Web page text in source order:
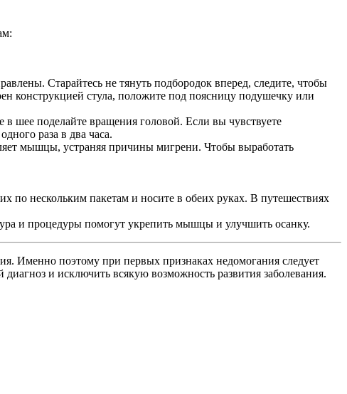
Старайтесь не тянуть подбородок вперед, следите, чтобы
конструкцией стула, положите под поясницу подушечку или
шее поделайте вращения головой. Если вы чувствуете
раза в два часа.
мышцы, устраняя причины мигрени. Чтобы выработать
по нескольким пакетам и носите в обеих руках. В путешествиях
и процедуры помогут укрепить мышцы и улучшить осанку.
Именно поэтому при первых признаках недомогания следует
и исключить всякую возможность развития заболевания.